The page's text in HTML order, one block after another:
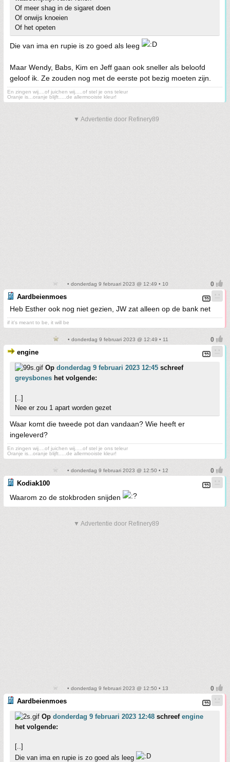
Of meer shag in de sigaret doen
Of onwijs knoeien
Of het opeten
Die van ima en rupie is zo goed als leeg
Maar Wendy, Babs, Kim en Jeff gaan ook sneller als beloofd
geloof ik. Ze zouden nog met de eerste pot bezig moeten zijn.
En zingen wij....of juichen wij.....of stel je ons teleur
Oranje is...oranje blijft.....de allermooiste kleur!
▼ Advertentie door Refinery89
• donderdag 9 februari 2023 @ 12:49 • 10
Aardbeienmoes
Heb Esther ook nog niet gezien, JW zat alleen op de bank net
if it's meant to be, it will be
• donderdag 9 februari 2023 @ 12:49 • 11
engine
Op donderdag 9 februari 2023 12:45 schreef
greysbones het volgende:
[..]
Nee er zou 1 apart worden gezet
Waar komt die tweede pot dan vandaan? Wie heeft er
ingeleverd?
En zingen wij....of juichen wij.....of stel je ons teleur
Oranje is...oranje blijft.....de allermooiste kleur!
• donderdag 9 februari 2023 @ 12:50 • 12
Kodiak100
Waarom zo de stokbroden snijden
▼ Advertentie door Refinery89
• donderdag 9 februari 2023 @ 12:50 • 13
Aardbeienmoes
Op donderdag 9 februari 2023 12:48 schreef engine
het volgende:
[..]
Die van ima en rupie is zo goed als leeg